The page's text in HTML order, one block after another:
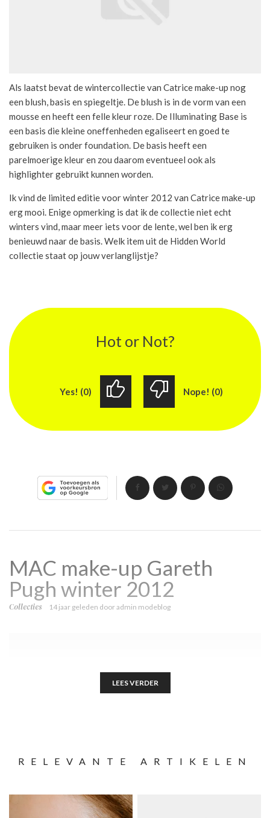
Als laatst bevat de wintercollectie van Catrice make-up nog
een blush, basis en spiegeltje. De blush is in de vorm van een
mousse en heeft een felle kleur roze. De Illuminating Base is
een basis die kleine oneffenheden egaliseert en goed te
gebruiken is onder foundation. De basis heeft een
parelmoerige kleur en zou daarom eventueel ook als
highlighter gebruikt kunnen worden.
Ik vind de limited editie voor winter 2012 van Catrice make-up
erg mooi. Enige opmerking is dat ik de collectie niet echt
winters vind, maar meer iets voor de lente, wel ben ik erg
benieuwd naar de basis. Welk item uit de Hidden World
collectie staat op jouw verlanglijstje?
Hot or Not?
Yes! (0) Nope! (0)
MAC make-up Gareth
Pugh winter 2012
Collecties 14 jaar geleden dooradmin modeblog
LEES VERDER
RELEVANTE ARTIKELEN